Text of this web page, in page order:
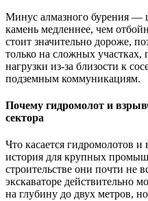
Минус алмазного бурения —
камень медленнее, чем
стоит значительно дороже,
только на сложных участках,
нагрузки из-за близости к
подземным коммуникациям.
Почему гидромолот и
сектора
Что касается гидромолотов
история для крупных
строительстве они почти не
экскаваторе действительно
на глубину до двух метров,